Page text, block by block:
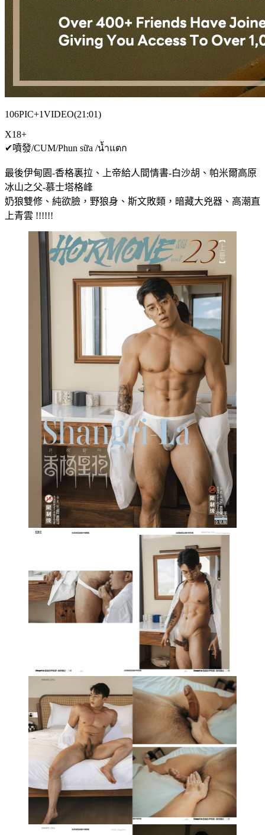
106PIC+1VIDEO(21:01)
X18+
✔噴發/CUM/Phun sữa /น้ำแตก
最後伊甸園-香格裏拉、上帝給人間情書-白沙胡、帕米爾高原
冰山之父-慕士塔格峰
奶狼雙修、純欲臉，野狼身、斯文敗類，暗藏大兇器、高潮直
上青雲 !!!!!!